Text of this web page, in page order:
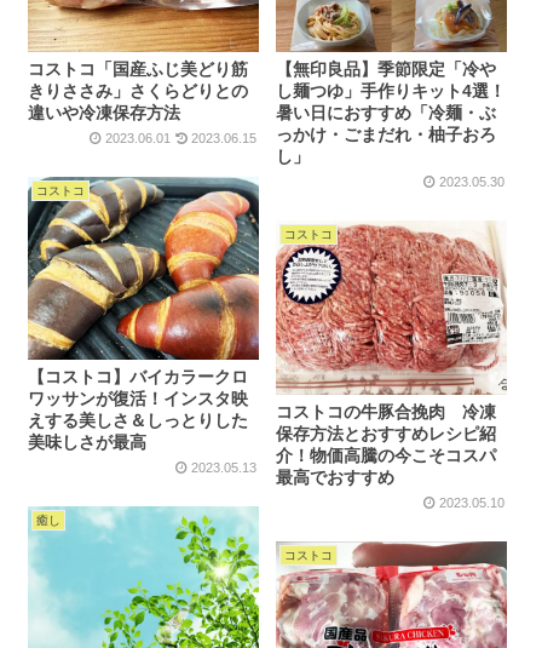
コストコ「国産ふじ美どり筋
きりささみ」さくらどりとの
違いや冷凍保存方法
2023.06.01 2023.06.15
【無印良品】季節限定「冷や
し麺つゆ」手作りキット4選！
暑い日におすすめ「冷麺・ぶ
っかけ・ごまだれ・柚子おろ
し」
2023.05.30
コストコ
【コストコ】バイカラークロ
ワッサンが復活！インスタ映
えする美しさ＆しっとりした
美味しさが最高
2023.05.13
コストコ
コストコの牛豚合挽肉 冷凍
保存方法とおすすめレシピ紹
介！物価高騰の今こそコスパ
最高でおすすめ
2023.05.10
癒し
コストコ